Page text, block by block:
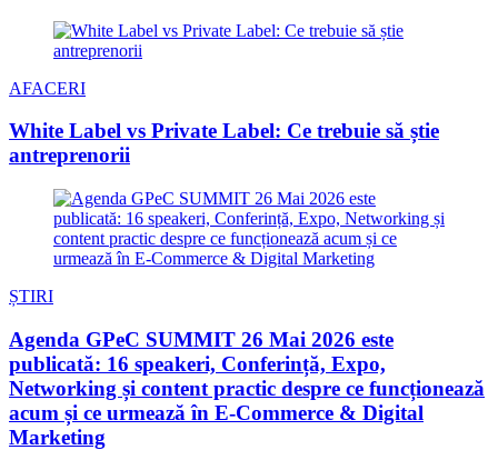
AFACERI
White Label vs Private Label: Ce trebuie să știe
antreprenorii
ȘTIRI
Agenda GPeC SUMMIT 26 Mai 2026 este
publicată: 16 speakeri, Conferință, Expo,
Networking și content practic despre ce funcționează
acum și ce urmează în E-Commerce & Digital
Marketing